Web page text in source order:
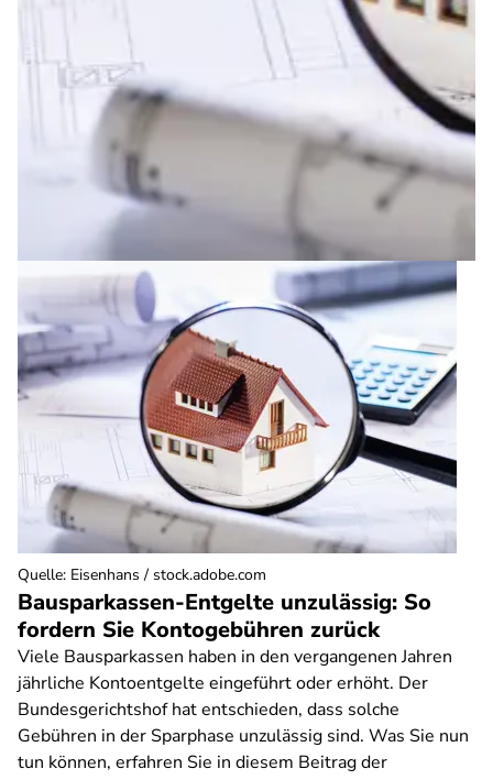
Bausparkassen-Entgelte unzulässig: So
fordern Sie Kontogebühren zurück
Viele Bausparkassen haben in den vergangenen Jahren
jährliche Kontoentgelte eingeführt oder erhöht. Der
Bundesgerichtshof hat entschieden, dass solche
Gebühren in der Sparphase unzulässig sind. Was Sie nun
tun können, erfahren Sie in diesem Beitrag der
Quelle: Eisenhans / stock.adobe.com